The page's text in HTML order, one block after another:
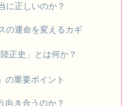
に正しいのか？
の運命を変えるカギ
正史」とは何か？
の重要ポイント
向き合うのか？